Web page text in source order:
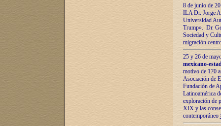
8 de junio de
ILA Dr. Jorge
Universidad
Trump». Dr.
Sociedad y
migración
25 y 26 de
mexicano-
motivo de 170
Asociación de
Fundación de
Latinoamérica
exploración de
XIX y las
contemporáneo